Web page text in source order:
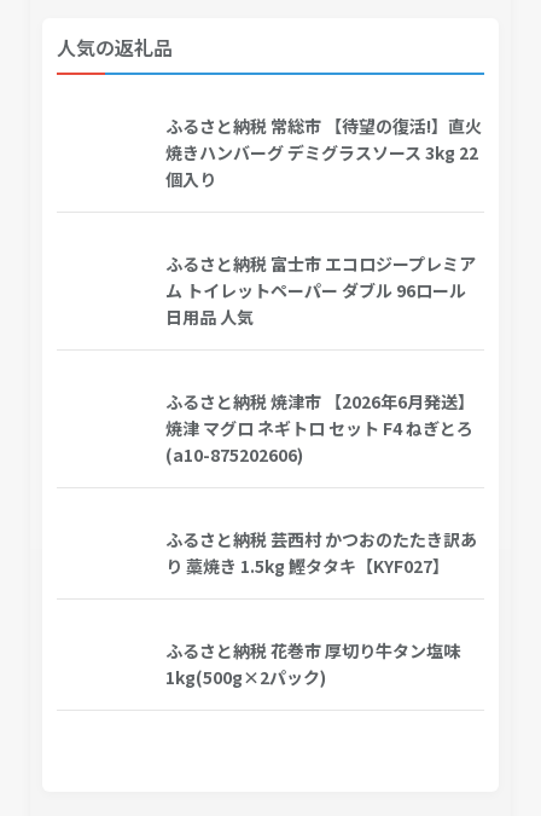
人気の返礼品
ふるさと納税 常総市 【待望の復活!】直火
焼きハンバーグ デミグラスソース 3kg 22
個入り
ふるさと納税 富士市 エコロジープレミア
ム トイレットペーパー ダブル 96ロール
日用品 人気
ふるさと納税 焼津市 【2026年6月発送】
焼津 マグロ ネギトロ セット F4 ねぎとろ
(a10-875202606)
ふるさと納税 芸西村 かつおのたたき訳あ
り 藁焼き 1.5kg 鰹タタキ【KYF027】
ふるさと納税 花巻市 厚切り牛タン塩味
1kg(500g×2パック)